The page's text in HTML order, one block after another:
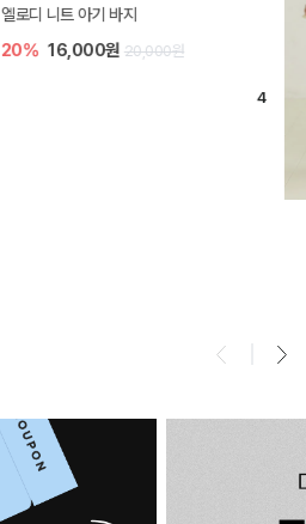
엘로디 니트 아기 바지
20% 16,000원 20,000원